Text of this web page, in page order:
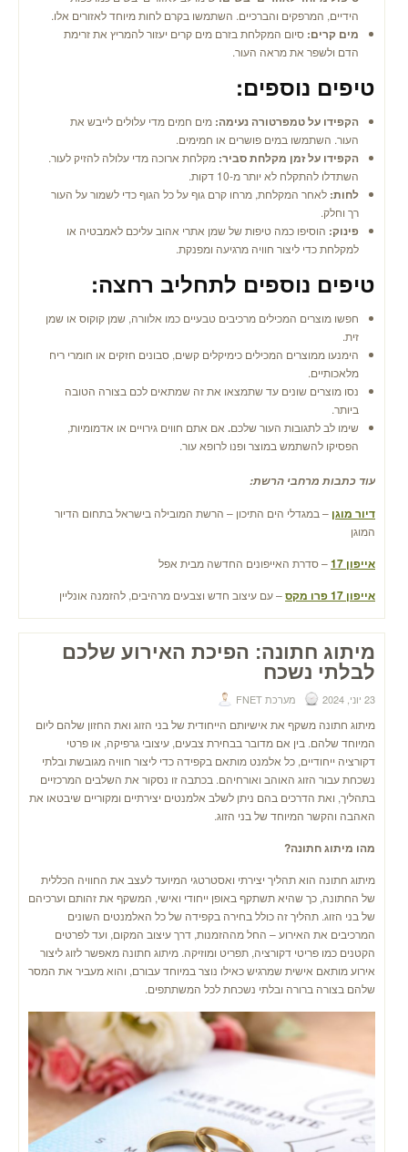
הידיים, המרפקים והברכיים. השתמשו בקרם לחות מיוחד לאזורים אלו.
מים קרים: סיום המקלחת בזרם מים קרים יעזור להמריץ את זרימת
הדם ולשפר את מראה העור.
טיפים נוספים:
הקפידו על טמפרטורה נעימה: מים חמים מדי עלולים לייבש את
העור. השתמשו במים פושרים או חמימים.
הקפידו על זמן מקלחת סביר: מקלחת ארוכה מדי עלולה להזיק לעור.
השתדלו להתקלח לא יותר מ-10 דקות.
לחות: לאחר המקלחת, מרחו קרם גוף על כל הגוף כדי לשמור על העור
רך וחלק.
פינוק: הוסיפו כמה טיפות של שמן אתרי אהוב עליכם לאמבטיה או
למקלחת כדי ליצור חוויה מרגיעה ומפנקת.
טיפים נוספים לתחליב רחצה:
חפשו מוצרים המכילים מרכיבים טבעיים כמו אלוורה, שמן קוקוס או שמן
זית.
הימנעו ממוצרים המכילים כימיקלים קשים, סבונים חזקים או חומרי ריח
מלאכותיים.
נסו מוצרים שונים עד שתמצאו את זה שמתאים לכם בצורה הטובה
ביותר.
שימו לב לתגובות העור שלכם. אם אתם חווים גירויים או אדמומיות,
הפסיקו להשתמש במוצר ופנו לרופא עור.
עוד כתבות מרחבי הרשת:
דיור מוגן – במגדלי הים התיכון – הרשת המובילה בישראל בתחום הדיור
המוגן
אייפון 17 – סדרת האייפונים החדשה מבית אפל
אייפון 17 פרו מקס – עם עיצוב חדש וצבעים מרהיבים, להזמנה אונליין
מיתוג חתונה: הפיכת האירוע שלכם
לבלתי נשכח
23 יוני, 2024 מערכת FNET
מיתוג חתונה משקף את אישיותם הייחודית של בני הזוג ואת החזון שלהם ליום
המיוחד שלהם. בין אם מדובר בבחירת צבעים, עיצובי גרפיקה, או פרטי
דקורציה ייחודיים, כל אלמנט מותאם בקפידה כדי ליצור חוויה מגובשת ובלתי
נשכחת עבור הזוג האוהב ואורחיהם. בכתבה זו נסקור את השלבים המרכזיים
בתהליך, ואת הדרכים בהם ניתן לשלב אלמנטים יצירתיים ומקוריים שיבטאו את
האהבה והקשר המיוחד של בני הזוג.
מהו מיתוג חתונה?
מיתוג חתונה הוא תהליך יצירתי ואסטרטגי המיועד לעצב את החוויה הכללית
של החתונה, כך שהיא תשתקף באופן ייחודי ואישי, המשקף את זהותם וערכיהם
של בני הזוג. תהליך זה כולל בחירה בקפידה של כל האלמנטים השונים
המרכיבים את האירוע – החל מההזמנות, דרך עיצוב המקום, ועד לפרטים
הקטנים כמו פריטי דקורציה, תפריט ומוזיקה. מיתוג חתונה מאפשר לזוג ליצור
אירוע מותאם אישית שמרגיש כאילו נוצר במיוחד עבורם, והוא מעביר את המסר
שלהם בצורה ברורה ובלתי נשכחת לכל המשתתפים.